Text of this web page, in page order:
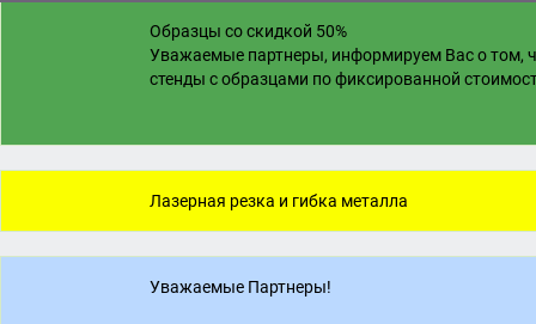
Образцы со скидкой 50%
Уважаемые партнеры, информируем Вас о том,
стенды с образцами по фиксированной
Лазерная резка и гибка металла
Уважаемые Партнеры!